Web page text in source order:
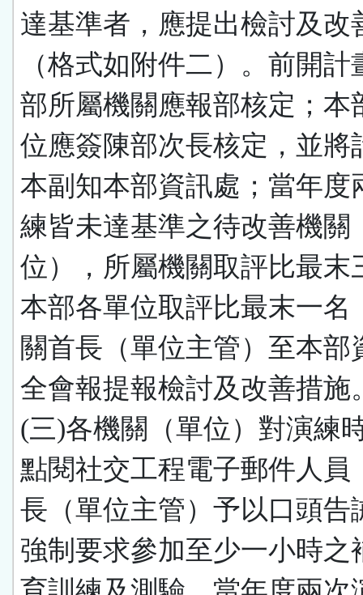
達基準者，應提出檢討及改
（格式如附件二）。前開計
部所屬機關應報部核定；本
位應簽陳部次長核定，並將
本副知本部資訊處；當年度
練皆未達基準之待改善機關
位），所屬機關取評比最末
本部各單位取評比最末一名
關首長（單位主管）至本部
全會報提報檢討及改善措施
(三)各機關（單位）對演練
點閱社交工程電子郵件人員
長（單位主管）予以口頭告
強制要求參加至少一小時之